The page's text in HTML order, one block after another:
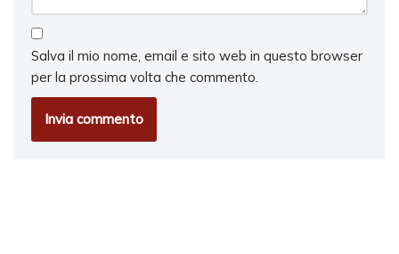
Salva il mio nome, email e sito web in questo browser
per la prossima volta che commento.